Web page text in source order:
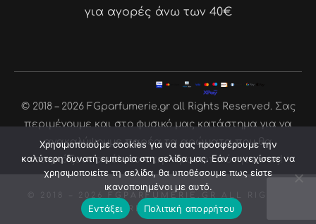
για αγορές άνω των 40€
© 2018 – 2026 FGparfumerie.gr all Rights Reserved. Σας
περιμένουμε και στο φυσικό μας κατάστημα για να
ανακαλύψουμε παρέα τα αρώματα που θα
ταιριάξουν απόλυτα στην προσωπικότητα σας!
© 2018 – 2026 FGPARFUMERIE.GR
ALL RIGHTS
RESERVED
Χρησιμοποιούμε cookies για να σας προσφέρουμε την
καλύτερη δυνατή εμπειρία στη σελίδα μας. Εάν συνεχίσετε να
χρησιμοποιείτε τη σελίδα, θα υποθέσουμε πως είστε
ικανοποιημένοι με αυτό.
Εντάξει
Πολιτική απορρήτου